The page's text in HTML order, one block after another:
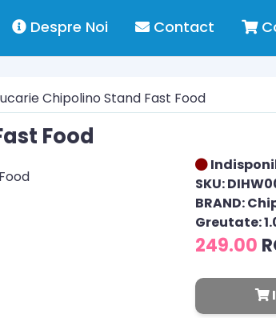
Despre Noi Contact
Chipolino Stand Fast Food
Food
SKU:
BRAND:
Greutate:
249.00